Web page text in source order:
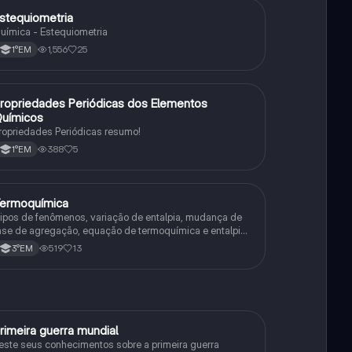
Química
- Estequiometria
1°EM 1,556 25
Química
Periódicas dos Elementos
Periódicas resumo!
1°EM 388 5
Química
de fenômenos, variação de entalpia, mudança de
de agregação, equação de termoquímica e entalpia
de formação
3°EM 519 13
História guerra mundial
seus conhecimentos sobre a primeira guerra